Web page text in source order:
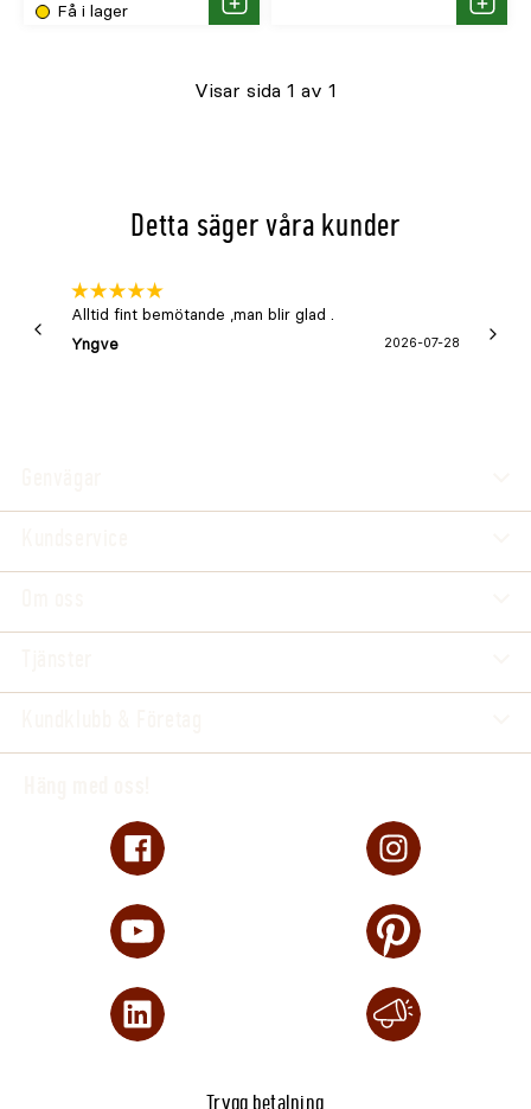
Få i lager Köp Köp
Visar sida 1 av 1
Detta säger våra kunder
Alltid fint bemötande ,man blir glad .
Yngve
2026-07-28
Trygg betalning